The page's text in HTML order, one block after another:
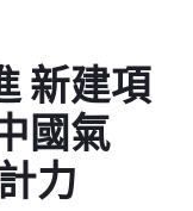
新建項
國氣
力